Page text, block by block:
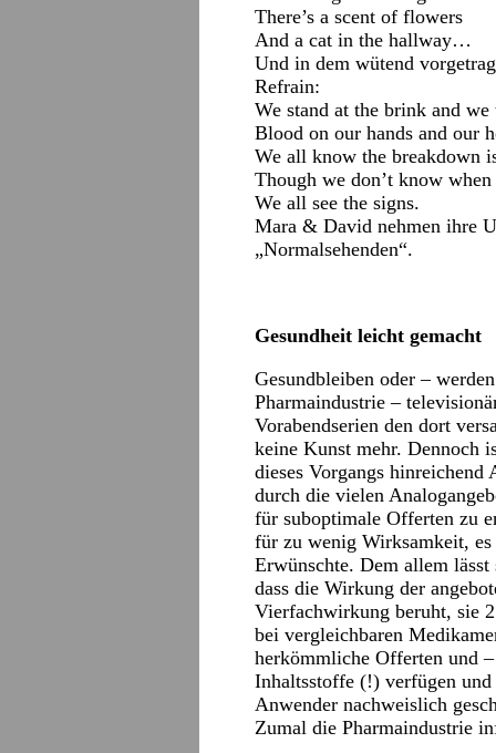
There’s a scent of flowers
And a cat in the hallway…
Und in dem wütend
Refrain:
We stand at the brink and
Blood on our hands and our
We all know the breakdown
Though we don’t know when
We all see the signs.
Mara & David nehmen ihre
„Normalsehenden“.
Gesundheit leicht gemacht
Gesundbleiben oder –
Pharmaindustrie –
Vorabendserien den dort
keine Kunst mehr. Dennoch
dieses Vorgangs
durch die vielen
für suboptimale Offerten zu
für zu wenig Wirksamkeit,
Erwünschte. Dem allem
dass die Wirkung der
Vierfachwirkung beruht, sie
bei vergleichbaren
herkömmliche Offerten und
Inhaltsstoffe (!) verfügen
Anwender nachweislich
Zumal die Pharmaindustrie